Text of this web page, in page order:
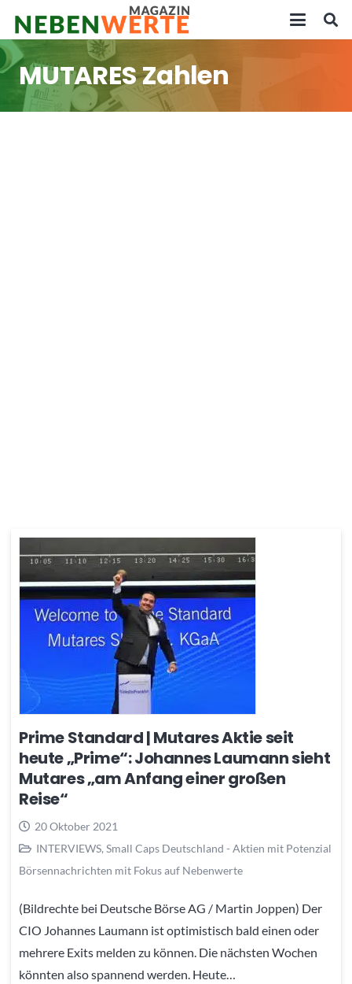
MUTARES Zahlen
Prime Standard | Mutares Aktie seit
heute „Prime“: Johannes Laumann sieht
Mutares „am Anfang einer großen
Reise“
20 Oktober 2021
INTERVIEWS, Small Caps Deutschland - Aktien mit Potenzial
Börsennachrichten mit Fokus auf Nebenwerte
(Bildrechte bei Deutsche Börse AG / Martin Joppen) Der
CIO Johannes Laumann ist optimistisch bald einen oder
mehrere Exits melden zu können. Die nächsten Wochen
könnten also spannend werden. Heute…